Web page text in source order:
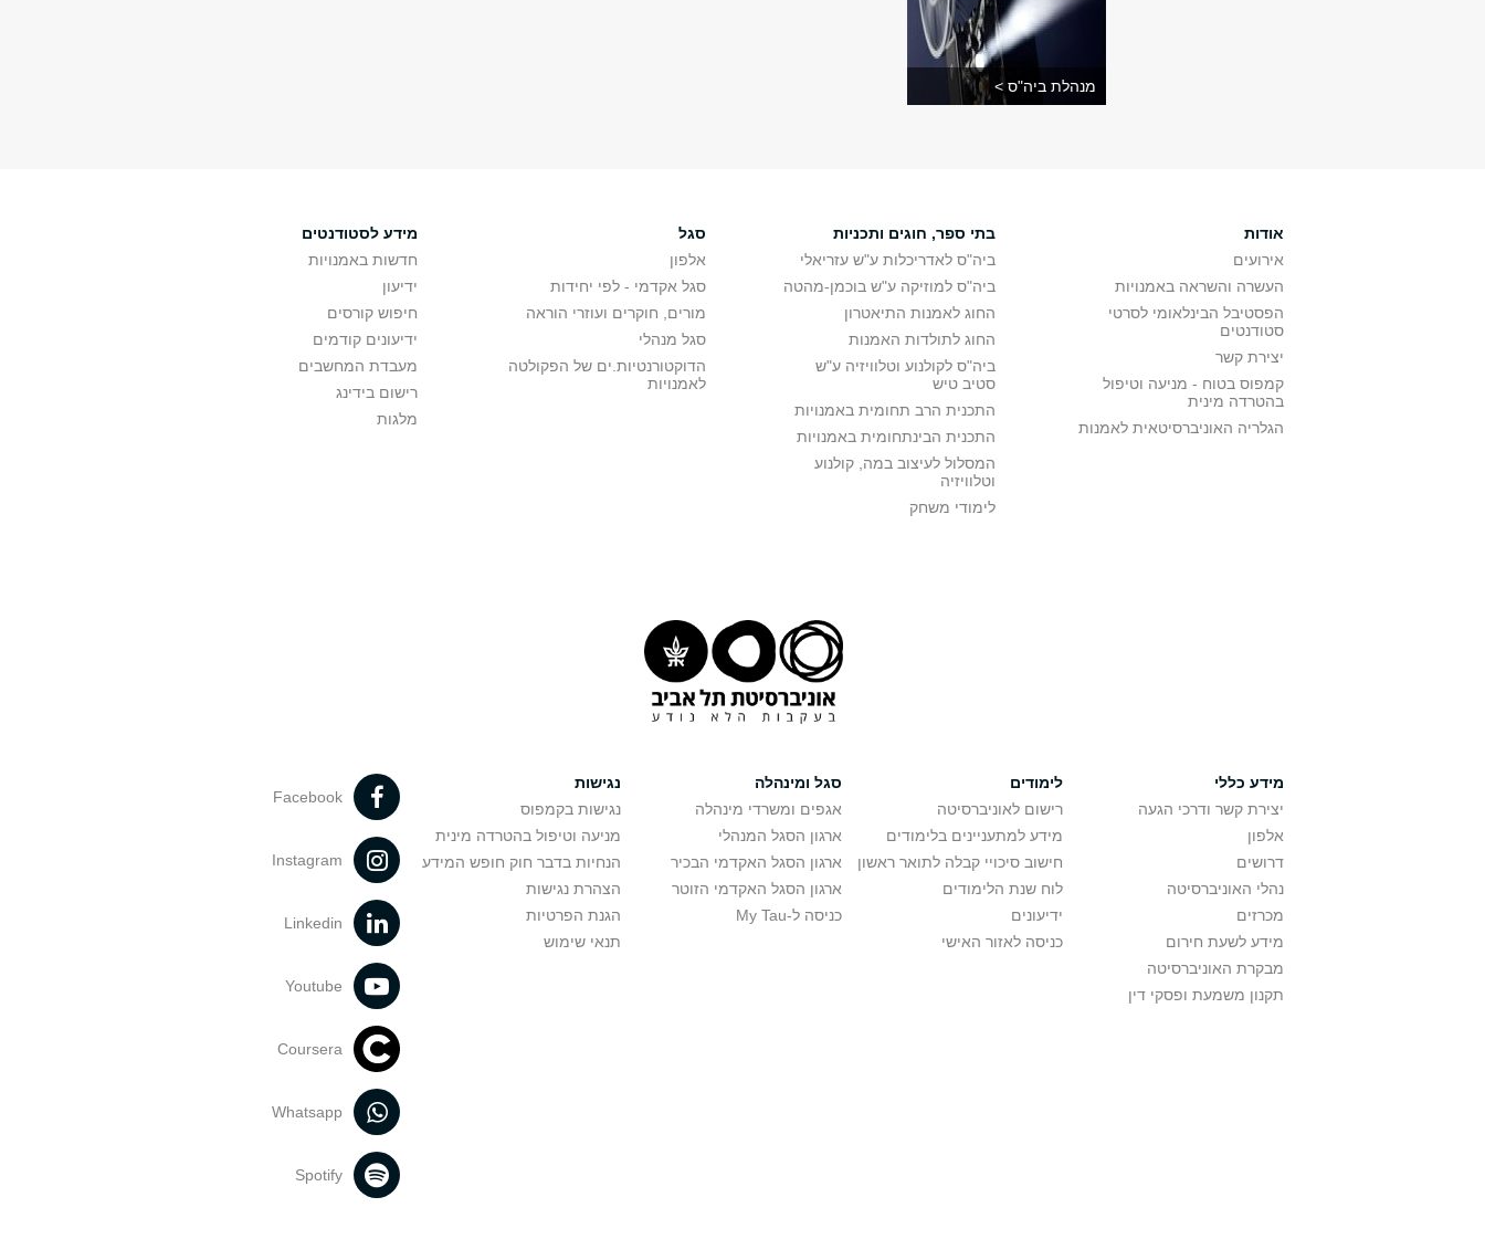
מנהלת ביה"ס >
אודות
אירועים
העשרה והשראה באמנויות
הפסטיבל הבינלאומי לסרטי
סטודנטים
יצירת קשר
קמפוס בטוח - מניעה וטיפול
בהטרדה מינית
הגלריה האוניברסיטאית לאמנות
בתי ספר, חוגים ותכניות
ביה"ס לאדריכלות ע"ש עזריאלי
ביה"ס למוזיקה ע"ש בוכמן-מהטה
החוג לאמנות התיאטרון
החוג לתולדות האמנות
ביה"ס לקולנוע וטלוויזיה ע"ש
סטיב טיש
התכנית הרב תחומית באמנויות
התכנית הבינתחומית באמנויות
המסלול לעיצוב במה, קולנוע
וטלוויזיה
לימודי משחק
סגל
אלפון
סגל אקדמי - לפי יחידות
מורים, חוקרים ועוזרי הוראה
סגל מנהלי
הדוקטורנטיות.ים של הפקולטה
לאמנויות
מידע לסטודנטים
חדשות באמנויות
ידיעון
חיפוש קורסים
ידיעונים קודמים
מעבדת המחשבים
רישום בידינג
מלגות
מידע כללי
יצירת קשר ודרכי הגעה
אלפון
דרושים
נהלי האוניברסיטה
מכרזים
מידע לשעת חירום
מבקרת האוניברסיטה
תקנון משמעת ופסקי דין
לימודים
רישום לאוניברסיטה
מידע למתעניינים בלימודים
חישוב סיכויי קבלה לתואר ראשון
לוח שנת הלימודים
ידיעונים
כניסה לאזור האישי
סגל ומינהלה
אגפים ומשרדי מינהלה
ארגון הסגל המנהלי
ארגון הסגל האקדמי הבכיר
ארגון הסגל האקדמי הזוטר
כניסה ל-My Tau
נגישות
נגישות בקמפוס
מניעה וטיפול בהטרדה מינית
הנחיות בדבר חוק חופש המידע
הצהרת נגישות
הגנת הפרטיות
תנאי שימוש
Facebook
Instagram
Linkedin
Youtube
Coursera
Whatsapp
Spotify